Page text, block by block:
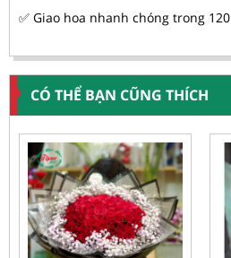
✅ Giao hoa nhanh chóng trong 120
CÓ THỂ BẠN CŨNG THÍCH